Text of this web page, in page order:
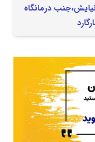
درمانگاه